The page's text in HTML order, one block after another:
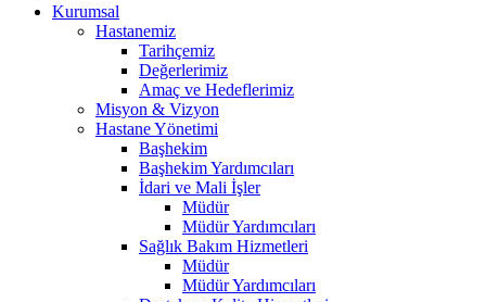
Kurumsal
Hastanemiz
Tarihçemiz
Değerlerimiz
Amaç ve Hedeflerimiz
Misyon & Vizyon
Hastane Yönetimi
Başhekim
Başhekim Yardımcıları
İdari ve Mali İşler
Müdür
Müdür Yardımcıları
Sağlık Bakım Hizmetleri
Müdür
Müdür Yardımcıları